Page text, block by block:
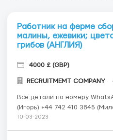
Работник на ферме
малины, ежевики;
грибов (АНГЛИЯ)
4000 £ (GBP)
RECRUITMEMT COMPANY
Все детали по номеру WhatsApp: +44 114
(Игорь) +44 742 410 3845 (Милана) Пишите!!! Работаем
только с гражданами стран:
10-03-2023